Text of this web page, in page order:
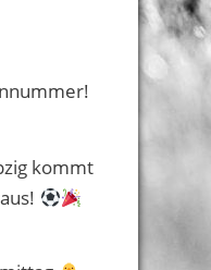
kommt